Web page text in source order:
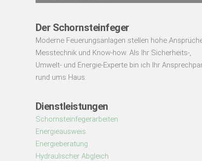
Der Schornsteinfeger
Moderne Feuerungsanlagen stellen hohe
Messtechnik und Know-how. Als Ihr Sicherheits-,
Umwelt- und Energie-Experte bin ich Ihr
rund ums Haus.
Dienstleistungen
Schornsteinfegerarbeiten
Energieausweis
Energieberatung
Hydraulischer Abgleich